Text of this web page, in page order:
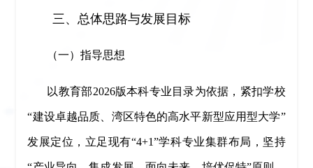
三、总体思路与发展目标
（一）指导思想
以教育部2026版本科专业目录为依据，紧扣学校
“建设卓越品质、湾区特色的高水平新型应用型大学”
发展定位，立足现有“4+1”学科专业集群布局，坚持